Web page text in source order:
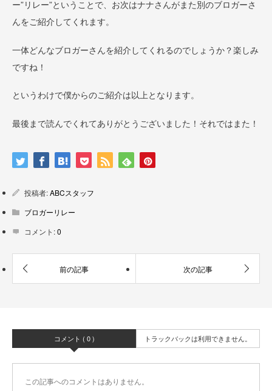
ー”リレー”ということで、お次はナナさんがまた別のブロガーさ
んをご紹介してくれます。
一体どんなブロガーさんを紹介してくれるのでしょうか？楽しみ
ですね！
というわけで僕からのご紹介は以上となります。
最後まで読んでくれてありがとうございました！それではまた！
投稿者:ABCスタッフ
ブロガーリレー
コメント:0
コメント ( 0 ) トラックバックは利用できません。
この記事へのコメントはありません。